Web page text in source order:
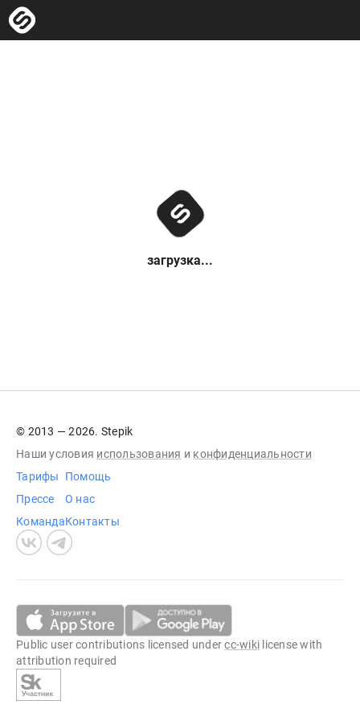
загрузка...
© 2013 — 2026. Stepik
Наши условия использования и конфиденциальности
Тарифы
Прессе
Команда
Помощь
О нас
Контакты
Public user contributions licensed undercc-wiki license with
attribution required